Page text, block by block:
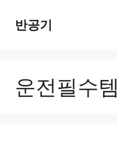
반공기
운전필수템